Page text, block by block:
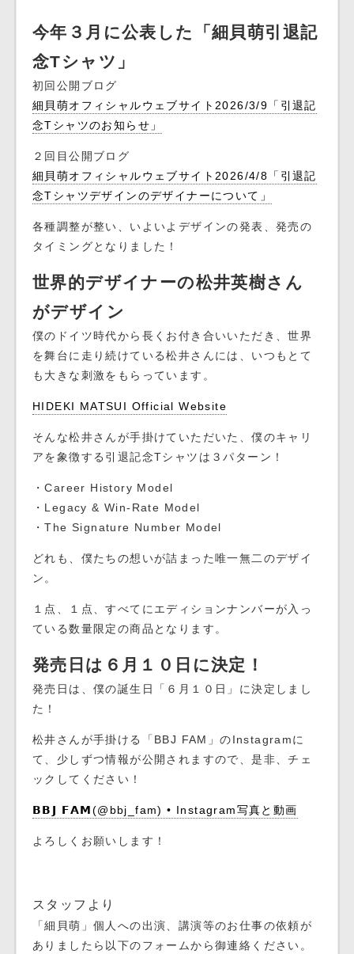
今年３月に公表した「細貝萌引退記
念Tシャツ」
初回公開ブログ
細貝萌オフィシャルウェブサイト2026/3/9「引退記
念Tシャツのお知らせ」
２回目公開ブログ
細貝萌オフィシャルウェブサイト2026/4/8「引退記
念Tシャツデザインのデザイナーについて」
各種調整が整い、いよいよデザインの発表、発売の
タイミングとなりました！
世界的デザイナーの松井英樹さん
がデザイン
僕のドイツ時代から長くお付き合いいただき、世界
を舞台に走り続けている松井さんには、いつもとて
も大きな刺激をもらっています。
HIDEKI MATSUI Official Website
そんな松井さんが手掛けていただいた、僕のキャリ
アを象徴する引退記念Tシャツは３パターン！
・Career History Model
・Legacy & Win-Rate Model
・The Signature Number Model
どれも、僕たちの想いが詰まった唯一無二のデザイ
ン。
１点、１点、すべてにエディションナンバーが入っ
ている数量限定の商品となります。
発売日は６月１０日に決定！
発売日は、僕の誕生日「６月１０日」に決定しまし
た！
松井さんが手掛ける「BBJ FAM」のInstagramに
て、少しずつ情報が公開されますので、是非、チェ
ックしてください！
𝗕𝗕𝗝 𝗙𝗔𝗠(@bbj_fam) • Instagram写真と動画
よろしくお願いします！
スタッフより
「細貝萌」個人への出演、講演等のお仕事の依頼が
ありましたら以下のフォームから御連絡ください。